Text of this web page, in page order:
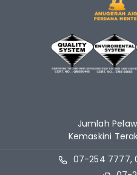
Jumlah
Kemaskini
07-254 7777,